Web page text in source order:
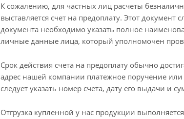
К сожалению, для частных лиц расчеты
выставляется счет на предоплату. Этот
документа необходимо указать полное
личные данные лица, который уполномочен
Срок действия счета на предоплату обычно
адрес нашей компании платежное поручение
следует указать номер счета, дату его выдачи и
Отгрузка купленной у нас продукции